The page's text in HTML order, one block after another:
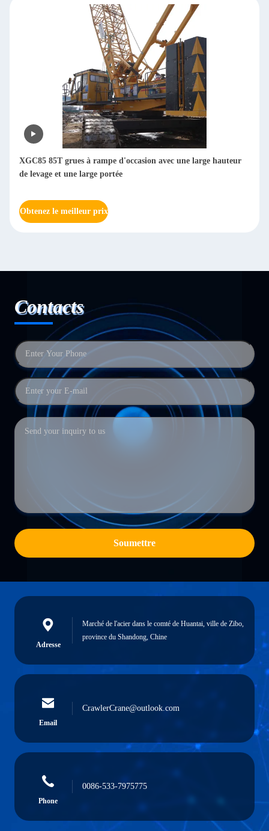
XGC85 85T grues à rampe d'occasion avec une large hauteur
de levage et une large portée
Obtenez le meilleur prix
Contacts
Soumettre
Adresse
Marché de l'acier dans le comté de Huantai, ville de Zibo,
province du Shandong, Chine
Email
CrawlerCrane@outlook.com
Phone
0086-533-7975775